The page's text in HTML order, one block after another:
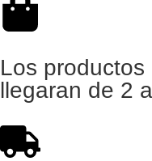
Los
llegaran de 2